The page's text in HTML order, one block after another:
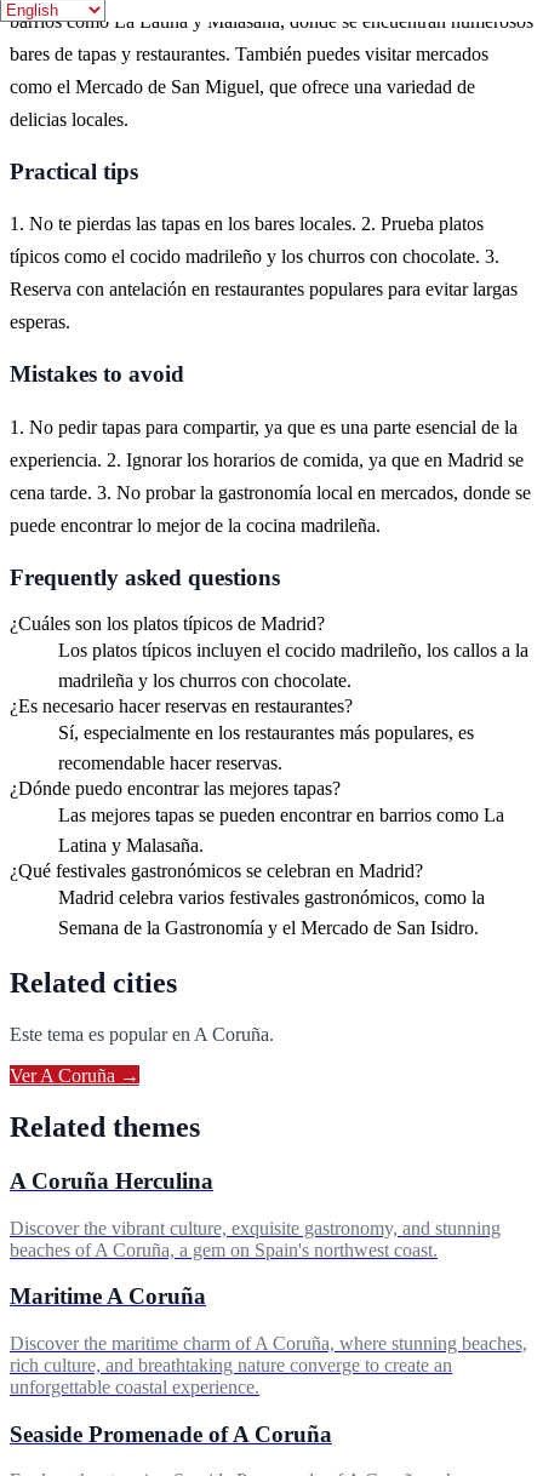
barrios como La Latina y Malasaña, donde se encuentran numerosos
bares de tapas y restaurantes. También puedes visitar mercados
como el Mercado de San Miguel, que ofrece una variedad de
delicias locales.
Practical tips
1. No te pierdas las tapas en los bares locales. 2. Prueba platos
típicos como el cocido madrileño y los churros con chocolate. 3.
Reserva con antelación en restaurantes populares para evitar largas
esperas.
Mistakes to avoid
1. No pedir tapas para compartir, ya que es una parte esencial de la
experiencia. 2. Ignorar los horarios de comida, ya que en Madrid se
cena tarde. 3. No probar la gastronomía local en mercados, donde se
puede encontrar lo mejor de la cocina madrileña.
Frequently asked questions
¿Cuáles son los platos típicos de Madrid?
Los platos típicos incluyen el cocido madrileño, los callos a la
madrileña y los churros con chocolate.
¿Es necesario hacer reservas en restaurantes?
Sí, especialmente en los restaurantes más populares, es
recomendable hacer reservas.
¿Dónde puedo encontrar las mejores tapas?
Las mejores tapas se pueden encontrar en barrios como La
Latina y Malasaña.
¿Qué festivales gastronómicos se celebran en Madrid?
Madrid celebra varios festivales gastronómicos, como la
Semana de la Gastronomía y el Mercado de San Isidro.
Related cities
Este tema es popular en A Coruña.
VerA Coruña →
Related themes
A Coruña Herculina
Discover the vibrant culture, exquisite gastronomy, and stunning
beaches of A Coruña, a gem on Spain's northwest coast.
Maritime A Coruña
Discover the maritime charm of A Coruña, where stunning beaches,
rich culture, and breathtaking nature converge to create an
unforgettable coastal experience.
Seaside Promenade of A Coruña